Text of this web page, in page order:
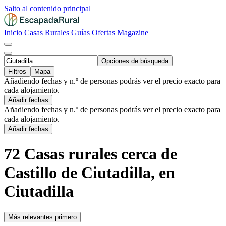
Salto al contenido principal
Inicio Casas Rurales Guías Ofertas Magazine
Opciones de búsqueda
Filtros
Mapa
Añadiendo fechas y n.º de personas podrás ver el precio exacto para
cada alojamiento.
Añadir fechas
Añadiendo fechas y n.º de personas podrás ver el precio exacto para
cada alojamiento.
Añadir fechas
72 Casas rurales cerca de
Castillo de Ciutadilla, en
Ciutadilla
Más relevantes primero